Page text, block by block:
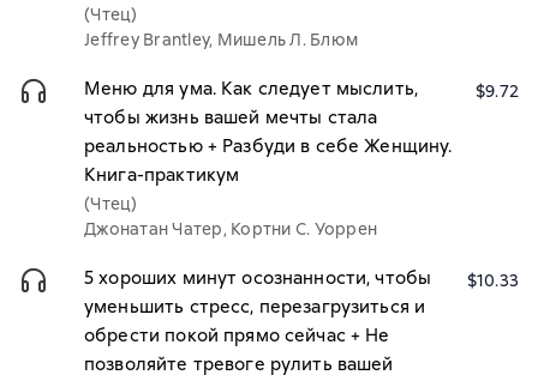
(Чтец)
Jeffrey Brantley, Мишель Л. Блюм
Меню для ума. Как следует мыслить,
чтобы жизнь вашей мечты стала
реальностью + Разбуди в себе Женщину.
Книга-практикум
(Чтец)
Джонатан Чатер, Кортни С. Уоррен
$9.72
5 хороших минут осознанности, чтобы
уменьшить стресс, перезагрузиться и
обрести покой прямо сейчас + Не
позволяйте тревоге рулить вашей
$10.33